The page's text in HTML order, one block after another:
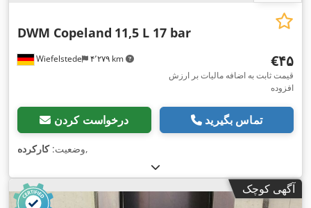
Wiefelstede ۴٬۲۷۹ km
DWM Copeland 11,5 L 17 bar
‎€۴۵
قیمت ثابت به اضافه مالیات بر ارزش
افزوده
درخواست کردن تماس بگیرید
وضعیت:کارکرده ,
آگهی کوچک